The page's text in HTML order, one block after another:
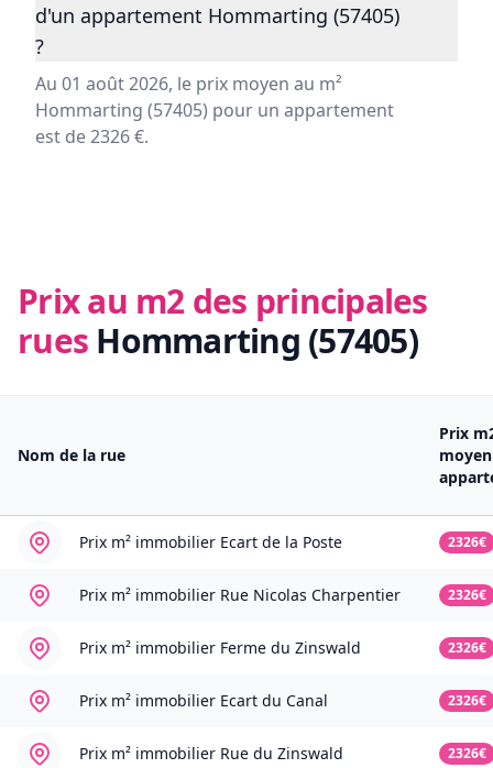
d'un appartement Hommarting (57405)
?
Au 01 août 2026, le prix moyen au m²
Hommarting (57405) pour un appartement
est de 2326 €.
Prix au m2 des principales
rues Hommarting (57405)
Nom de la rue
Prix
moyen
Prix m² immobilier Ecart de la Poste 2326€
Prix m² immobilier Rue Nicolas Charpentier 2326€
Prix m² immobilier Ferme du Zinswald 2326€
Prix m² immobilier Ecart du Canal 2326€
Prix m² immobilier Rue du Zinswald 2326€